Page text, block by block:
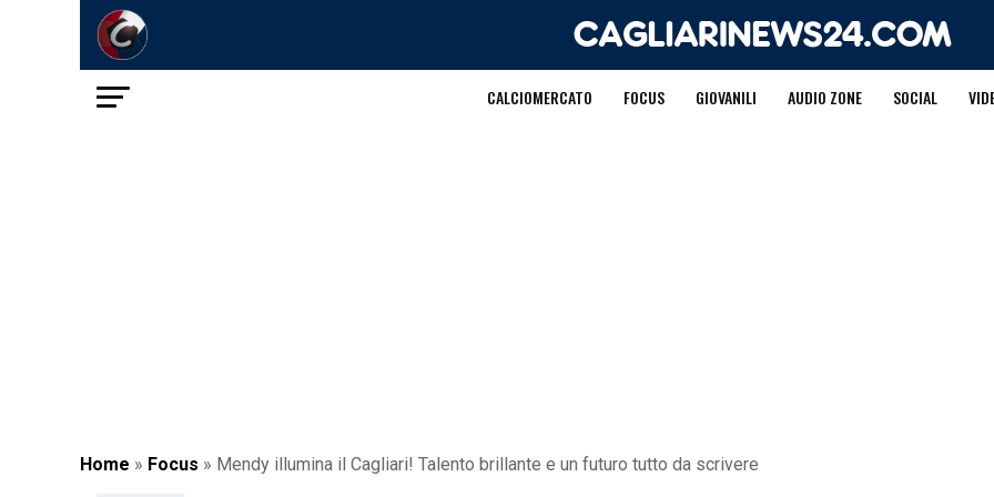
CALCIOMERCATO FOCUS GIOVANILI AUDIO ZONE SOCIAL
Home » Focus » Mendy illumina il Cagliari! Talento brillante e un futuro tutto da scrivere